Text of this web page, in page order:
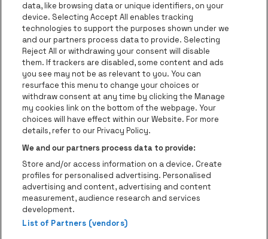
Ga naar de website van Europcar
Ga naar de
Ga naar de website van Coca-Cola
Ga naar de website van
Ga naar de
Ga naar de website van Champagne
Ga naar de website
Ga naar de website van Het
Ga naar de
AFAS Dome is een deel van be•at
AFAS Dome
Schijnpoortweg 119, 2170 Antwerpen
Be-At Venues
Schijnpoortweg 119, 2170 Antwerpen
BTW (BE) 0461.051.688 - RPR Antwerpen
BNP Paribas Fortis - IBAN: BE93 2200 4925 0067 - BIC:
GEBABEBB
data, like browsing data or unique identifiers, on your
device. Selecting Accept All enables tracking
technologies to support the purposes shown under we
and our partners process data to provide. Selecting
Reject All or withdrawing your consent will disable
them. If trackers are disabled, some content and ads
you see may not be as relevant to you. You can
resurface this menu to change your choices or
withdraw consent at any time by clicking the Manage
my cookies link on the bottom of the webpage. Your
choices will have effect within our Website. For more
details, refer to our Privacy Policy.
We and our partners process data to provide:
Store and/or access information on a device. Create
profiles for personalised advertising. Personalised
advertising and content, advertising and content
measurement, audience research and services
development.
List of Partners (vendors)